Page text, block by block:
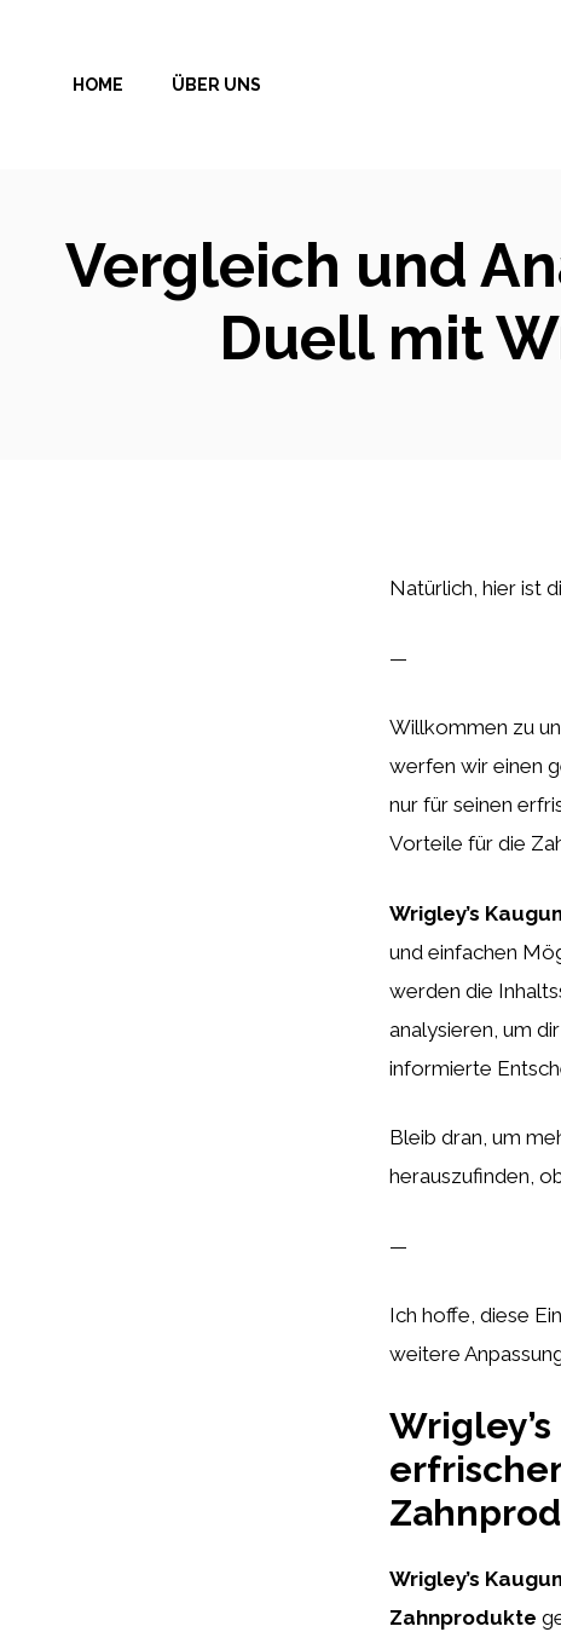
springenHOME ÜBER UNS
Vergleich und
Duell mit
Natürlich, hier ist
—
Willkommen zu
werfen wir einen
nur für seinen
Vorteile für die
Wrigley’s
und einfachen
werden die
analysieren, um
informierte
Bleib dran, um
herauszufinden,
—
Ich hoffe, diese
weitere
Wrigley’s
Zahnprodukte